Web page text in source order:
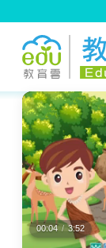
:::
00:04 / 3:52